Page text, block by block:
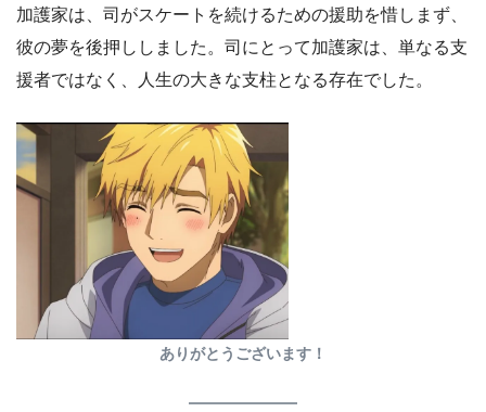
加護家は、司がスケートを続けるための援助を惜しまず、
彼の夢を後押ししました。司にとって加護家は、単なる支
援者ではなく、人生の大きな支柱となる存在でした。
ありがとうございます！